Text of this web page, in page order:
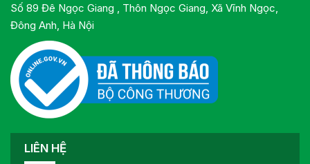
Số 89 Đê Ngọc Giang , Thôn Ngọc Giang, Xã Vĩnh Ngọc,
Đông Anh, Hà Nội
LIÊN HỆ